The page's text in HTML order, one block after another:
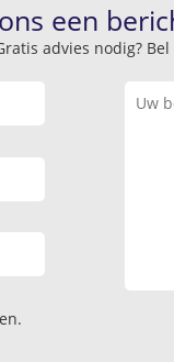
een
advies nodig?